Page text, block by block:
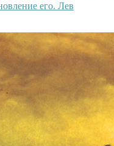
его. Лев